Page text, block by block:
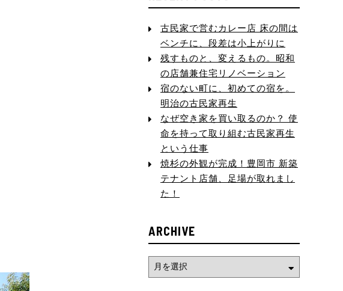
古民家で営むカレー店 床の間は
ベンチに、段差は小上がりに
残すものと、変えるもの。昭和
の店舗兼住宅リノベーション
宿のない町に、初めての宿を。
明治の古民家再生
なぜ空き家を買い取るのか？ 使
命を持って取り組む古民家再生
という仕事
焼杉の外観が完成！豊岡市 新築
テナント店舗、足場が取れまし
た！
ARCHIVE